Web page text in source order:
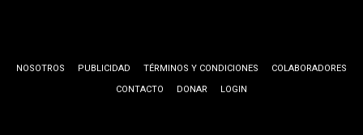
NOSOTROS PUBLICIDAD TÉRMINOS Y CONDICIONES
COLABORADORES
CONTACTO
DONAR LOGIN